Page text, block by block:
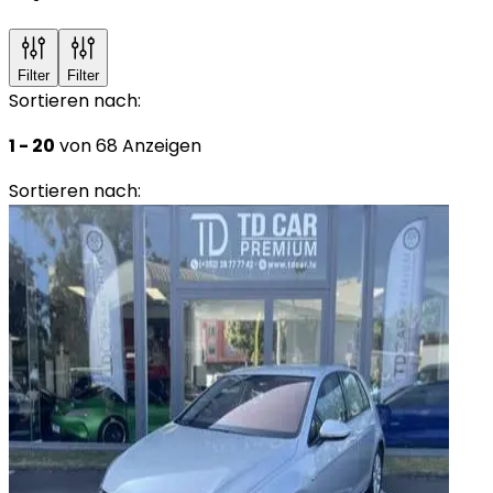
Filter Filter
Sortieren nach:
1 - 20 von 68 Anzeigen
Sortieren nach: